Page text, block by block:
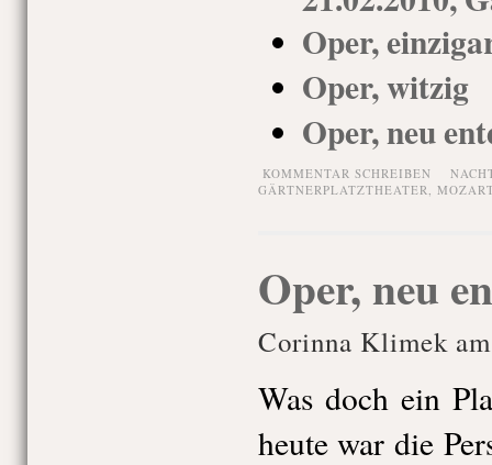
Oper,
Oper, witzig
Oper, neu
KOMMENTAR SCHREIBEN
GÄRTNERPLATZTHEATER,
Oper, neu
Corinna Klimek
Was doch ein
heute war die